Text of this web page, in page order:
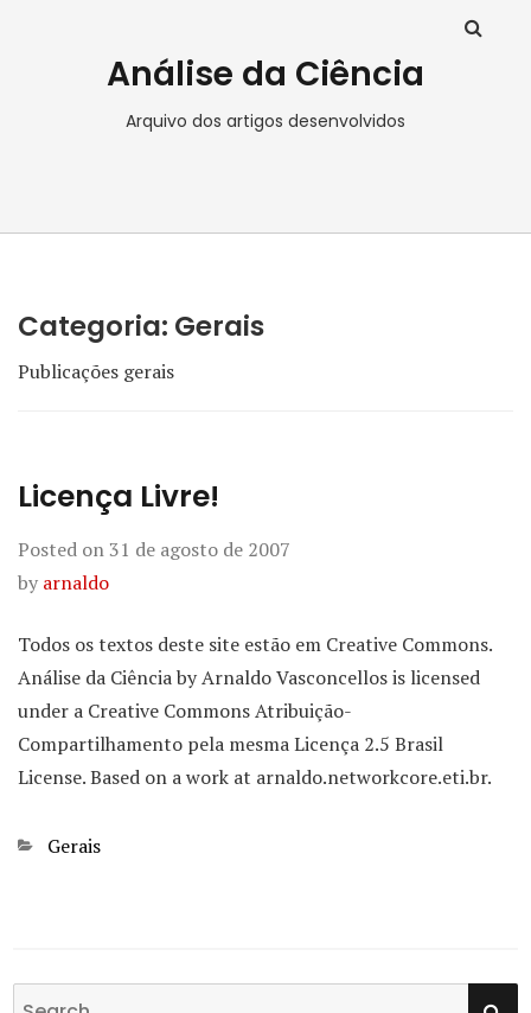
Análise da Ciência
Arquivo dos artigos desenvolvidos
Categoria: Gerais
Publicações gerais
Licença Livre!
Posted on 31 de agosto de 2007
by arnaldo
Todos os textos deste site estão em Creative Commons.
Análise da Ciência by Arnaldo Vasconcellos is licensed
under a Creative Commons Atribuição-
Compartilhamento pela mesma Licença 2.5 Brasil
License. Based on a work at arnaldo.networkcore.eti.br.
Categories
Gerais
Search